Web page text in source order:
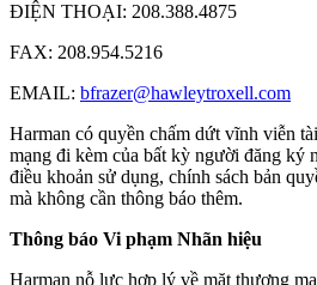
ĐIỆN THOẠI: 208.388.4875
FAX: 208.954.5216
EMAIL: bfrazer@hawleytroxell.com
Harman có quyền chấm dứt vĩnh viễn
mạng đi kèm của bất kỳ người đăng ký
điều khoản sử dụng, chính sách bản
mà không cần thông báo thêm.
Thông báo Vi phạm Nhãn hiệu
Harman nỗ lực hợp lý về mặt thương